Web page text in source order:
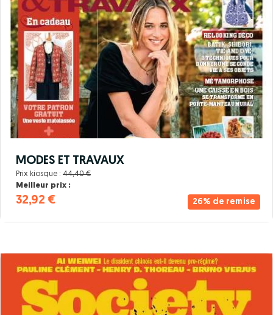
26% de remise
MODES ET TRAVAUX
Prix kiosque : 44,40 €
Meilleur prix :
32,92 €